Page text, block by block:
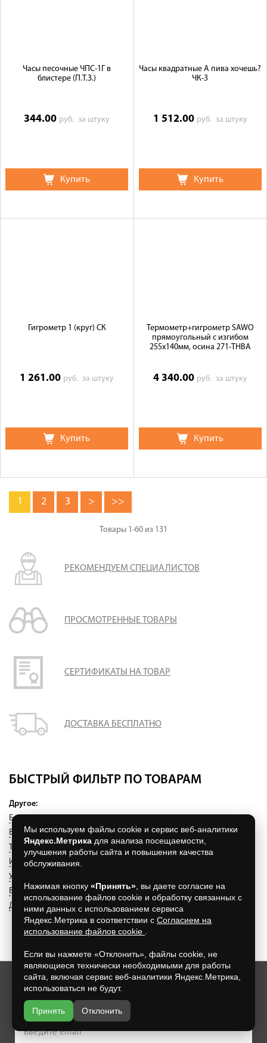
Часы песочные ЧПС-1Г в
блистере (П.Т.З.)
344.00 руб.за штуку
Купить
Часы квадратные А пива хочешь?
ЧК-3
1 512.00 руб. за штуку
Купить
Гигрометр 1 (круг) СК
1 261.00 руб.за штуку
Купить
Термометр+гигрометр SAWO
прямоугольный с изгибом
255х140мм, осина 271-TНВA
4 340.00 руб. за штуку
Купить
1 2 3 > >>
Товары 1-60 из 131
РЕКОМЕНДУЕМ СПЕЦИАЛИСТОВ
ПРОСМОТРЕННЫЕ ТОВАРЫ
СЕРТИФИКАТЫ НА ТОВАР
ДОСТАВКА БЕСПЛАТНО
БЫСТРЫЙ ФИЛЬТР ПО ТОВАРАМ
Другое:
Бондарные изделия
Веники, масла, запарки(0) Одежда для бани и сауны(168)
Таблички, картины, панно
(146)
Изделия из гималайской соли
Уголь, дрова, брикеты, пеллеты, розжиг
Вагонка, полок для бани(300) Обработка древесины (9)
Двери и форточки (584) Мебель для бани(35)
Хотите всегда узнавать о новых акциях и скидках?
Просто подпишитесь на нашу рассылку:
Мы используем файлы cookie и сервис веб-аналитики
Яндекс.Метрика для анализа посещаемости,
улучшения работы сайта и повышения качества
обслуживания.
Нажимая кнопку «Принять» , вы даете согласие на
использование файлов cookie и обработку связанных с
ними данных с использованием сервиса
Яндекс.Метрика в соответствии с Согласием на
использование файлов cookie
Если вы нажмете «Отклонить», файлы cookie, не
являющиеся технически необходимыми для работы
сайта, включая сервис веб-аналитики Яндекс.Метрика,
использоваться не будут.
Принять Отклонить